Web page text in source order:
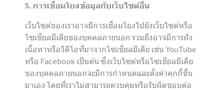
5. การเชื่อมโยงข้อมูลกับเว็บไซต์อื่น
เว็บไซต์ของเราอาจมีการเชื่อมโยงไปยังเว็บไซต์หรือ
โซเชียลมีเดียของบุคคลภายนอก รวมถึงอาจมีการฝัง
เนื้อหาหรือวีดีโอที่มาจากโซเชียลมีเดีย เช่น YouTube
หรือ Facebook เป็นต้น ซึ่งเว็บไซต์หรือโซเชียลมีเดีย
ของบุคคลภายนอกจะมีการกำหนดและตั้งค่าคุกกี้ขึ้น
มาเอง โดยที่เราไม่สามารถควบคุมหรือรับผิดชอบต่อ